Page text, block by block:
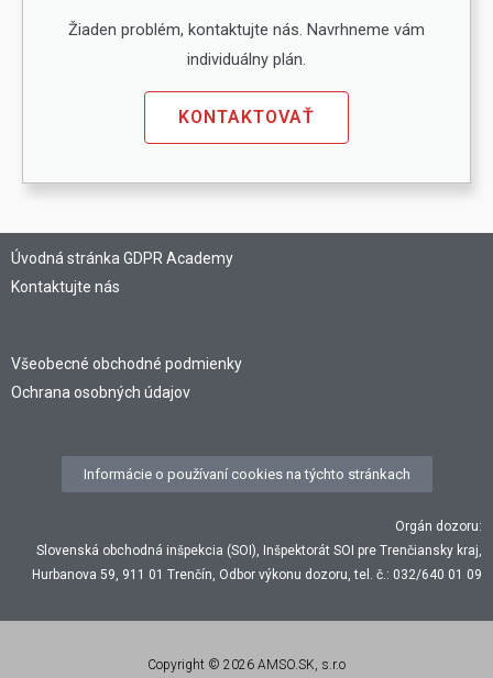
Žiaden problém, kontaktujte nás. Navrhneme vám
individuálny plán.
KONTAKTOVAŤ
Úvodná stránka GDPR Academy
Kontaktujte nás
Všeobecné obchodné podmienky
Ochrana osobných údajov
Informácie o používaní cookies na týchto stránkach
Orgán dozoru:
Slovenská obchodná inšpekcia (SOI), Inšpektorát SOI pre Trenčiansky kraj,
Hurbanova 59, 911 01 Trenčín, Odbor výkonu dozoru, tel. č.: 032/640 01 09
Copyright © 2026 AMSO.SK, s.r.o